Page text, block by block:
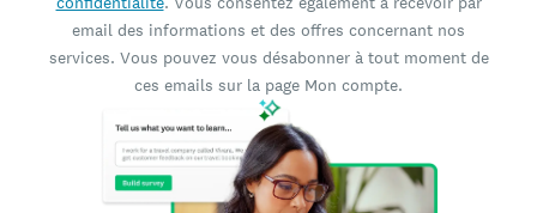
email des informations et des offres concernant nos
services. Vous pouvez vous désabonner à tout moment de
ces emails sur la page Mon compte.